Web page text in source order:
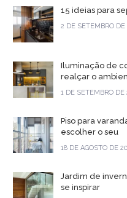
15 ideias para
2 DE SETEMBRO DE
Iluminação de
realçar o
1 DE SETEMBRO DE
Piso para
escolher o seu
18 DE AGOSTO DE
Jardim de
se inspirar